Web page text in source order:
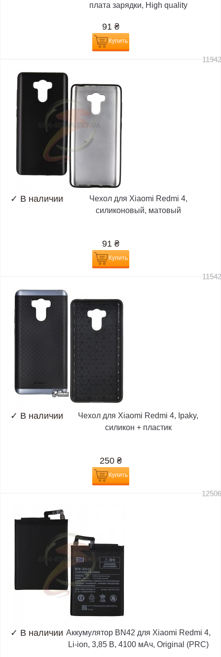
плата зарядки, High quality
91 ₴
Купить
✓ В наличии
Чехол для Xiaomi Redmi 4,
силиконовый, матовый
91 ₴
Купить
✓ В наличии
Чехол для Xiaomi Redmi 4, Ipaky,
силикон + пластик
250 ₴
Купить
✓ В наличии Аккумулятор BN42 для Xiaomi Redmi 4,
Li-ion, 3,85 B, 4100 мАч, Original (PRC)